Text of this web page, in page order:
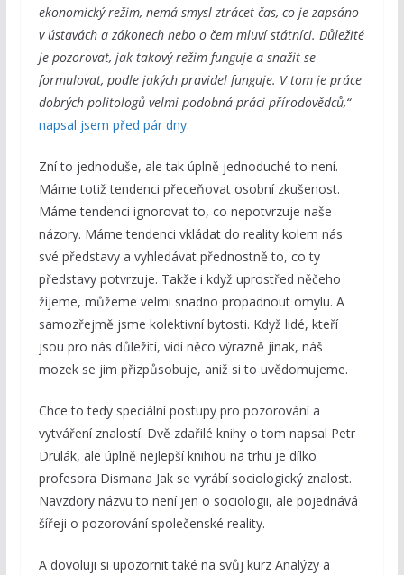
ekonomický režim, nemá smysl ztrácet čas, co je zapsáno
v ústavách a zákonech nebo o čem mluví státníci. Důležité
je pozorovat, jak takový režim funguje a snažit se
formulovat, podle jakých pravidel funguje. V tom je práce
dobrých politologů velmi podobná práci přírodovědců,“
napsal jsem před pár dny.
Zní to jednoduše, ale tak úplně jednoduché to není.
Máme totiž tendenci přeceňovat osobní zkušenost.
Máme tendenci ignorovat to, co nepotvrzuje naše
názory. Máme tendenci vkládat do reality kolem nás
své představy a vyhledávat přednostně to, co ty
představy potvrzuje. Takže i když uprostřed něčeho
žijeme, můžeme velmi snadno propadnout omylu. A
samozřejmě jsme kolektivní bytosti. Když lidé, kteří
jsou pro nás důležití, vidí něco výrazně jinak, náš
mozek se jim přizpůsobuje, aniž si to uvědomujeme.
Chce to tedy speciální postupy pro pozorování a
vytváření znalostí. Dvě zdařilé knihy o tom napsal Petr
Drulák, ale úplně nejlepší knihou na trhu je dílko
profesora Dismana Jak se vyrábí sociologický znalost.
Navzdory názvu to není jen o sociologii, ale pojednává
šířeji o pozorování společenské reality.
A dovoluji si upozornit také na svůj kurz Analýzy a